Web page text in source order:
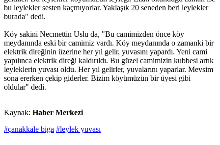
bu leylekler sesten kaçmıyorlar. Yaklaşık 20 seneden beri leylekler
burada" dedi.
Köy sakini Necmettin Uslu da, "Bu camimizden önce köy
meydanında eski bir camimiz vardı. Köy meydanında o zamanki bir
elektrik direğinin üzerine her yıl gelir, yuvasını yapardı. Yeni cami
yapılınca elektrik direği kaldırıldı. Bu güzel camimizin kubbesi artık
leyleklerin yuvası oldu. Her yıl gelirler, yuvalarını yaparlar. Mevsim
sona ererken çekip giderler. Bizim köyümüzün bir üyesi gibi
oldular" dedi.
Kaynak: Haber Merkezi
#çanakkale biga #leylek yuvası